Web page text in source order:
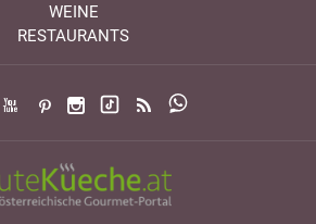
WEINE
RESTAURANTS